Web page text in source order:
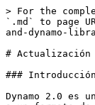
> For the complete documentation index, see [llms.txt](https://primer2.dynamobim.org/llms.txt). Markdown versions of documentation pages are available by appending `.md` to page URLs; this page is available as [Markdown](https://primer2.dynamobim.org/es/1_developer_primer_intro/3_developing_for_dynamo/6-0-updating-your-packages-and-dynamo-libraries-for-dynamo-2x.md).

# Actualización de paquetes y bibliotecas de Dynamo para Dynamo 2.x

### Introducción <a href="#introduction" id="introduction"></a>

Dynamo 2.0 es una versión principal y se han modificado o eliminado algunas API. Uno de los mayores cambios que afectará a los autores de nodos y paquetes es el paso a un formato de archivo JSON.

En general, los autores de nodos Zero-Touch tendrán poco o ningún trabajo que hacer para que sus paquetes funcionen en 2.0.

Los nodos de interfaz de usuario y aquellos que proceden directamente de NodeModel